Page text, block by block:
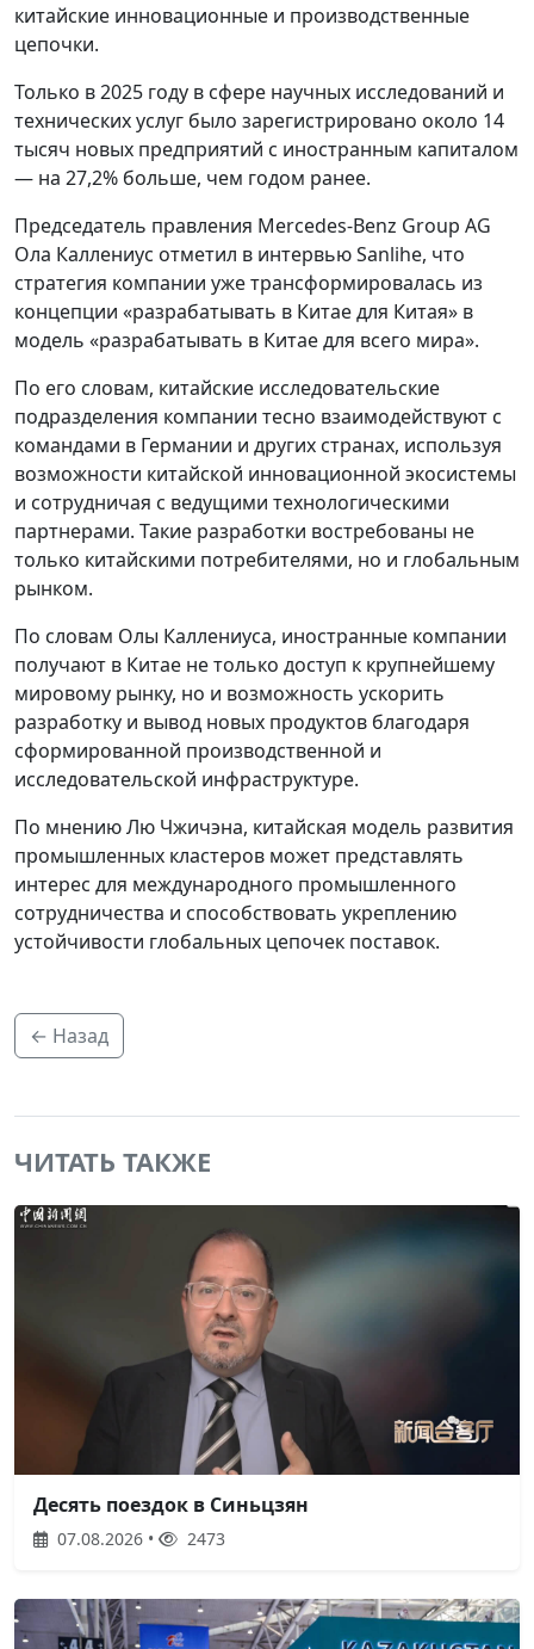
китайские инновационные и производственные
цепочки.
Только в 2025 году в сфере научных исследований и
технических услуг было зарегистрировано около 14
тысяч новых предприятий с иностранным капиталом
— на 27,2% больше, чем годом ранее.
Председатель правления Mercedes-Benz Group AG
Ола Каллениус отметил в интервью Sanlihe, что
стратегия компании уже трансформировалась из
концепции «разрабатывать в Китае для Китая» в
модель «разрабатывать в Китае для всего мира».
По его словам, китайские исследовательские
подразделения компании тесно взаимодействуют с
командами в Германии и других странах, используя
возможности китайской инновационной экосистемы
и сотрудничая с ведущими технологическими
партнерами. Такие разработки востребованы не
только китайскими потребителями, но и глобальным
рынком.
По словам Олы Каллениуса, иностранные компании
получают в Китае не только доступ к крупнейшему
мировому рынку, но и возможность ускорить
разработку и вывод новых продуктов благодаря
сформированной производственной и
исследовательской инфраструктуре.
По мнению Лю Чжичэна, китайская модель развития
промышленных кластеров может представлять
интерес для международного промышленного
сотрудничества и способствовать укреплению
устойчивости глобальных цепочек поставок.
← Назад
ЧИТАТЬ ТАКЖЕ
Десять поездок в Синьцзян
07.08.2026 • 2473